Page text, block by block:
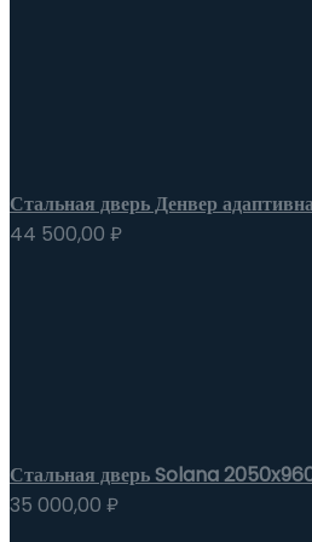
Стальная дверь Денвер
44 500,00 ₽
Стальная дверь Solana
35 000,00 ₽